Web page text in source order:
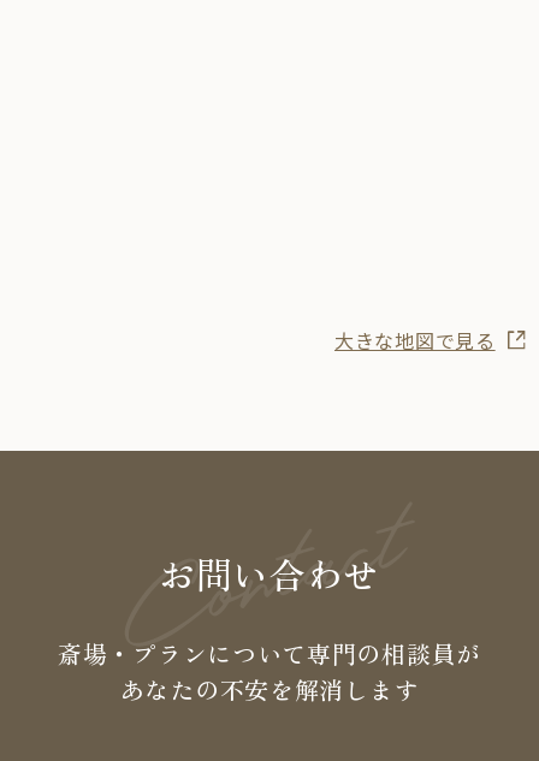
大きな地図で見る
お問い合わせ
斎場・プランについて専門の相談員が
あなたの不安を解消します